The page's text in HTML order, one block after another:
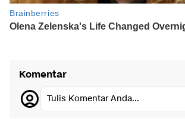
Komentar
Tulis Komentar Anda...